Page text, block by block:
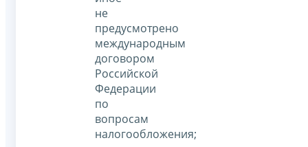
не
предусмотрено
международным
договором
Российской
Федерации
по
вопросам
налогообложения;